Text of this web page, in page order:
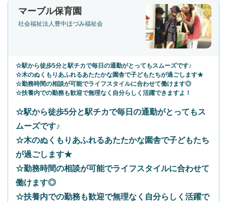
マーブル保育園
社会福祉法人豊中ほづみ福祉会
☆駅から徒歩5分と駅チカで毎日の通勤がとってもスムーズです♪
☆木のぬくもりあふれるあたたかな園舎で子どもたちが過ごします★
☆勤務時間の相談が可能でライフスタイルに合わせて働けます◎
☆扶養内での勤務も歓迎で無理なく自分らしく活躍できますよ！
☆駅から徒歩5分と駅チカで毎日の通勤がとってもス
ムーズです♪
☆木のぬくもりあふれるあたたかな園舎で子どもたち
が過ごします★
☆勤務時間の相談が可能でライフスタイルに合わせて
働けます◎
☆扶養内での勤務も歓迎で無理なく自分らしく活躍で